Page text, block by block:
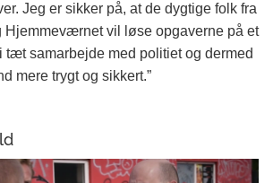
Jeg er sikker på, at de dygtige folk fra
Hjemmeværnet vil løse opgaverne på et
tæt samarbejde med politiet og dermed
mere trygt og sikkert.”